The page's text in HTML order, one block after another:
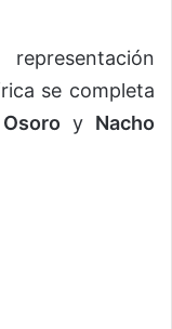
se completa
y Nacho